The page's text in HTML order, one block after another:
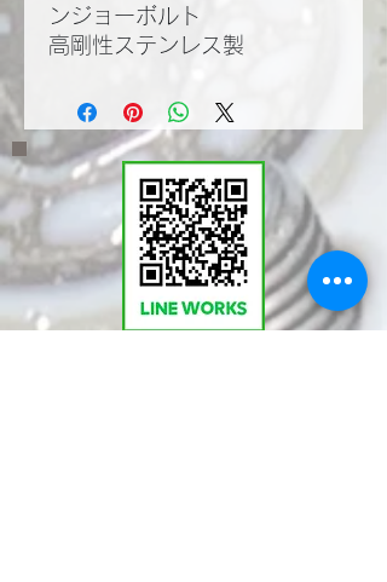
ンジョーボルト
高剛性ステンレス製